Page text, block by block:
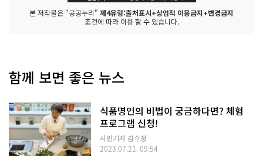
본 저작물은 "공공누리" 제4유형:출처표시+상업적 이용금지+변경금지
조건에 따라 이용 할 수 있습니다.
함께 보면 좋은 뉴스
식품명인의 비법이 궁금하다면? 체험
프로그램 신청!
시민기자 김수정
2023.07.21. 09:54